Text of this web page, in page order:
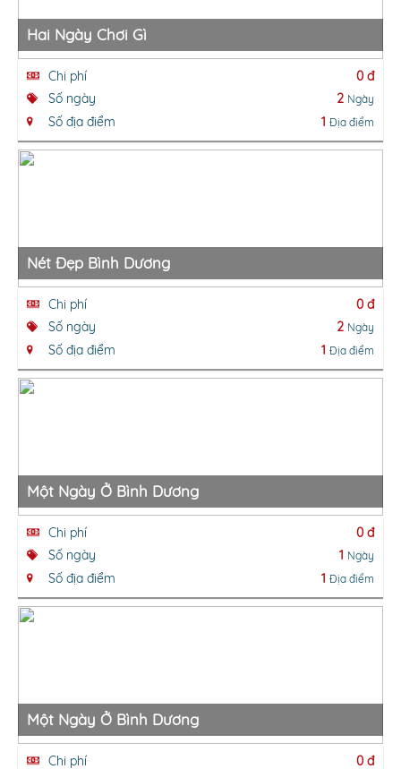
Hai Ngày Chơi Gì
Chi phí
0 đ
Số ngày
2 Ngày
Số địa điểm 1 Địa điểm
Nét Đẹp Bình Dương
Chi phí
0 đ
Số ngày
2 Ngày
Số địa điểm 1 Địa điểm
Một Ngày Ở Bình Dương
Chi phí
0 đ
Số ngày
1 Ngày
Số địa điểm 1 Địa điểm
Một Ngày Ở Bình Dương
Chi phí 0 đ